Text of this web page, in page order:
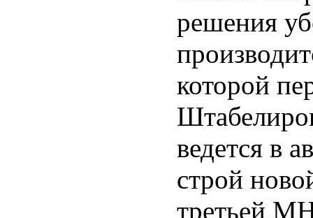
решения
которой
ведется в
строй
третьей